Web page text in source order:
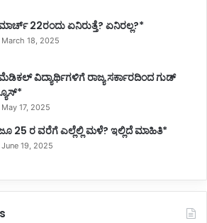
22ರಂದು ಏನಿರುತ್ತೆ? ಏನಿರಲ್ಲ?*
March 18, 2025
ವಿದ್ಯಾರ್ಥಿಗಳಿಗೆ ರಾಜ್ಯ ಸರ್ಕಾರದಿಂದ ಗುಡ್
May 17, 2025
25 ರ ವರೆಗೆ ಎಲ್ಲೆಲ್ಲಿ ಮಳೆ? ಇಲ್ಲಿದೆ ಮಾಹಿತಿ*
June 19, 2025